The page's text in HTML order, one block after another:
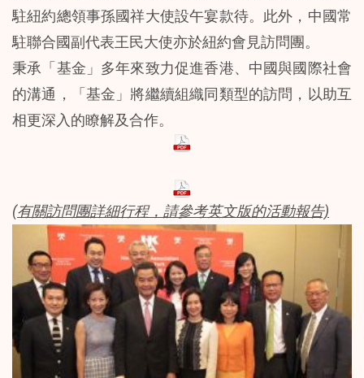
駐紐約總領事孫國祥大使設午宴款待。此外，中國常
駐聯合國副代表王民大使亦於紐約會見訪問團。
秉承「基金」多年來致力促進香港、中國與國際社會
的溝通，「基金」將繼續組織同類型的訪問，以助互
相更深入的瞭解及合作。
(有關訪問團詳細行程，請參考英文版的活動報告)